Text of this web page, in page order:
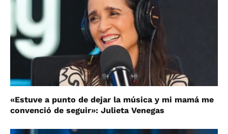
«Estuve a punto de dejar la música y mi mamá me
convenció de seguir»: Julieta Venegas